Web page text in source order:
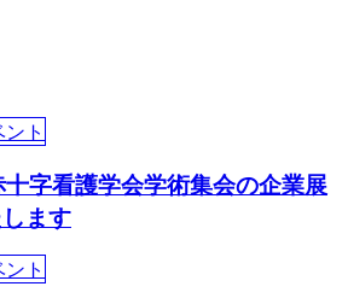
ト
字看護学会学術集会の企業展
ます
ト